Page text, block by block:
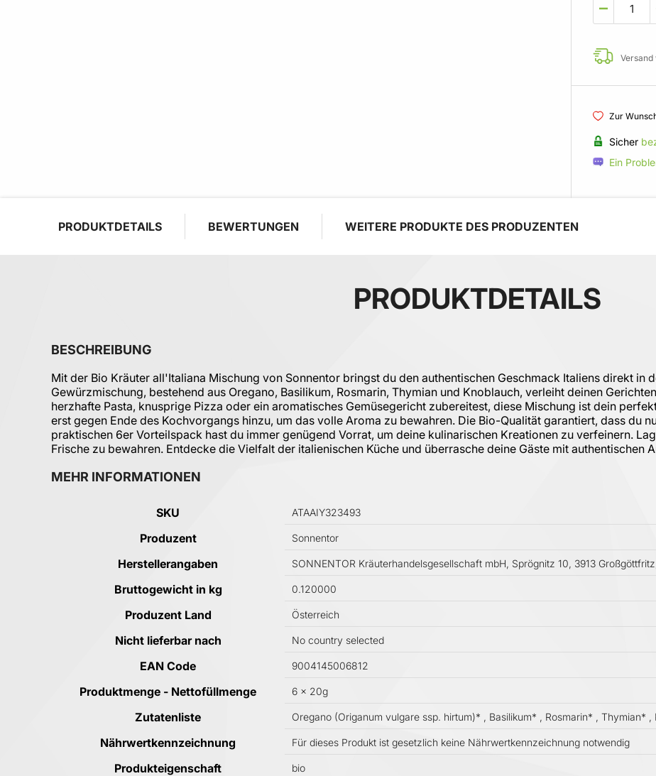
Zur
Sicher
Ein
PRODUKTDETAILS BEWERTUNGEN WEITERE PRODUKTE DES PRODUZENTEN
PRODUKTDETAILS
BESCHREIBUNG
Mit der Bio Kräuter all'Italiana Mischung von Sonnentor bringst du den authentischen Geschmack Italiens direkt in
Gewürzmischung, bestehend aus Oregano, Basilikum, Rosmarin, Thymian und Knoblauch, verleiht deinen
herzhafte Pasta, knusprige Pizza oder ein aromatisches Gemüsegericht zubereitest, diese Mischung ist dein
erst gegen Ende des Kochvorgangs hinzu, um das volle Aroma zu bewahren. Die Bio-Qualität garantiert, dass du
praktischen 6er Vorteilspack hast du immer genügend Vorrat, um deine kulinarischen Kreationen zu verfeinern.
Frische zu bewahren. Entdecke die Vielfalt der italienischen Küche und überrasche deine Gäste mit authentischen
MEHR INFORMATIONEN
SKU ATAAIY323493
Produzent Sonnentor
Herstellerangaben SONNENTOR Kräuterhandelsgesellschaft mbH, Sprögnitz 10, 3913
Bruttogewicht in kg 0.120000
Produzent Land Österreich
Nicht lieferbar nach No country selected
EAN Code 9004145006812
Produktmenge - Nettofüllmenge 6 x 20g
Zutatenliste Oregano (Origanum vulgare ssp. hirtum)* , Basilikum* , Rosmarin* , Thymian* ,
Nährwertkennzeichnung Für dieses Produkt ist gesetzlich keine Nährwertkennzeichnung notwendig
Produkteigenschaft bio